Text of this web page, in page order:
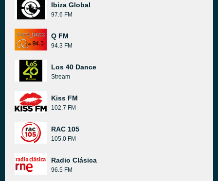
Ibiza Global
97.6 FM
Q FM
94.3 FM
Los 40 Dance
Stream
Kiss FM
102.7 FM
RAC 105
105.0 FM
Radio Clásica
96.5 FM